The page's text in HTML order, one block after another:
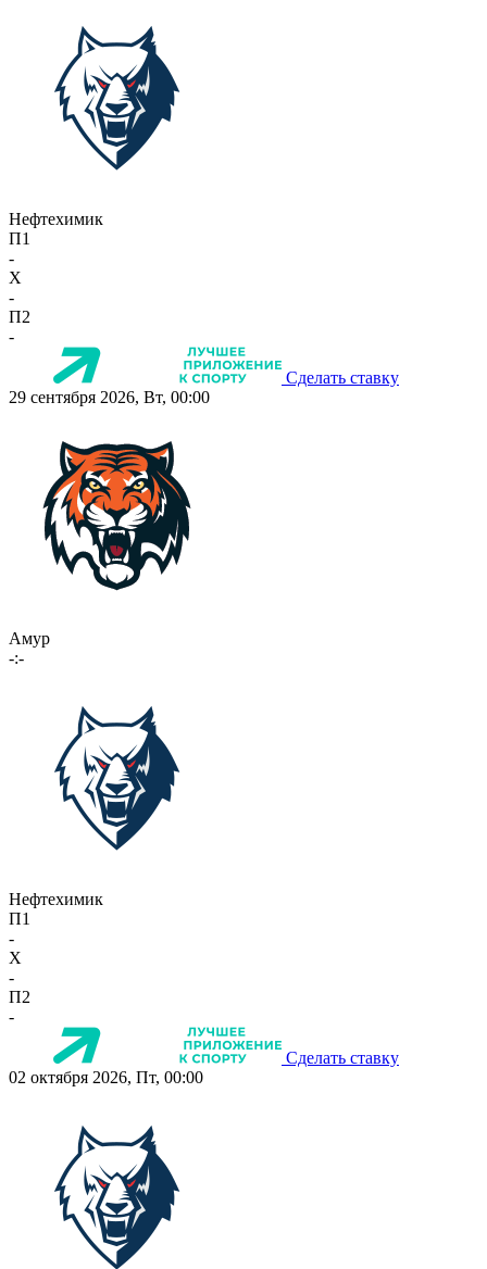
Нефтехимик
П1
-
X
-
П2
-
Сделать ставку
29 сентября 2026, Вт, 00:00
Амур
-:-
Нефтехимик
П1
-
X
-
П2
-
Сделать ставку
02 октября 2026, Пт, 00:00